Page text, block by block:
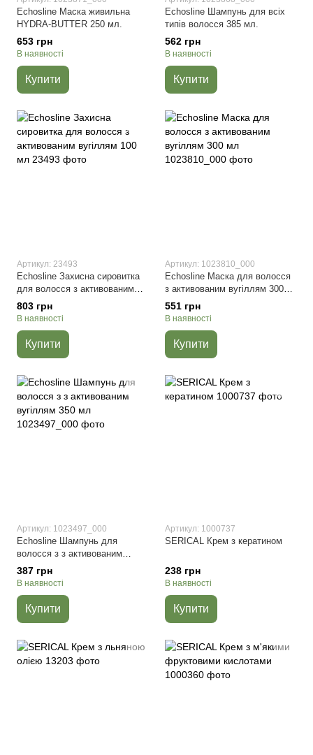
Echosline Маска живильна
HYDRA-BUTTER 250 мл.
653 грн
В наявності
Купити
Echosline Шампунь для всіх
типів волосся 385 мл.
562 грн
В наявності
Купити
Артикул: 23493
Echosline Захисна сировитка
для волосся з активованим
вугіллям 100 мл
803 грн
В наявності
Купити
Артикул: 1023810_000
Echosline Маска для волосся
з активованим вугіллям 300
мл
551 грн
В наявності
Купити
Артикул: 1023497_000
Echosline Шампунь для
волосся з з активованим
вугіллям 350 мл
387 грн
В наявності
Купити
Артикул: 1000737
SERICAL Крем з кератином
238 грн
В наявності
Купити